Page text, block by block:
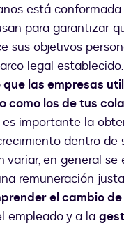
está
para garantizar
sus objetivos
legal establecido.
las empresas
como los de tus
importante la
dentro de
en general
remuneración
el cambio
empleado y a la